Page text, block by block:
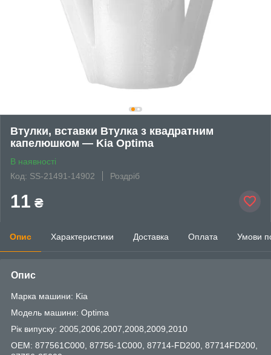
Втулки, вставки Втулка з квадратним
капелюшком — Kia Optima
В наявності
Код: SS-21491-14902
Роздріб
11 ₴
Опис Характеристики Доставка Оплата Умови
Опис
Марка машини: Kia
Модель машини: Optima
Рік випуску: 2005,2006,2007,2008,2009,2010
OEM: 877561C000, 87756-1C000, 87714-FD200, 87714FD200,